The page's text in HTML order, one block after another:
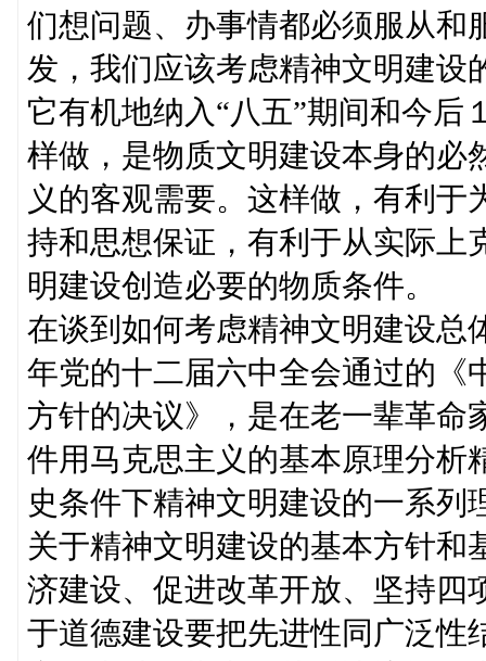
们想问题、办事情都必须服从和
发，我们应该考虑精神文明建设
它有机地纳入“八五”期间和今后
样做，是物质文明建设本身的必
义的客观需要。这样做，有利
持和思想保证，有利于从实际上
明建设创造必要的物质条件。
在谈到如何考虑精神文明建设总
年党的十二届六中全会通过的《
方针的决议》，是在老一辈革命
件用马克思主义的基本原理分析
史条件下精神文明建设的一系
关于精神文明建设的基本方针和
济建设、促进改革开放、坚持四
于道德建设要把先进性同广泛性